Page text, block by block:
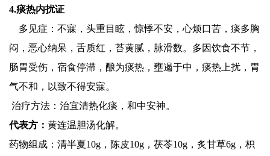
4.痰热内扰证
多见症：不寐，头重目眩，惊悸不安，心烦口苦，痰多胸
闷，恶心纳呆，舌质红，苔黄腻，脉滑数。多因饮食不节，
肠胃受伤，宿食停滞，酿为痰热，壅遏于中，痰热上扰，胃
气不和，以致不得安寐。
治疗方法：治宜清热化痰，和中安神。
代表方： 黄连温胆汤化解。
药物组成：清半夏10g，陈皮10g，茯苓10g，炙甘草6g，枳